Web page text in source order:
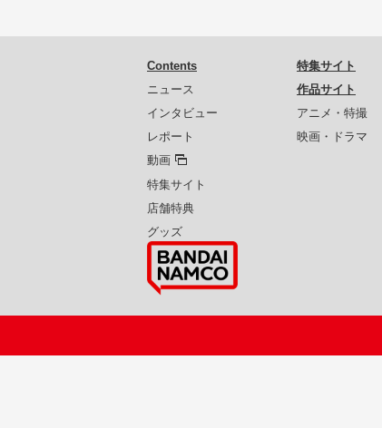
Contents
ニュース
インタビュー
レポート
動画
特集サイト
店舗特典
グッズ
特集サイト
作品サイト
アニメ・特撮
映画・ドラマ